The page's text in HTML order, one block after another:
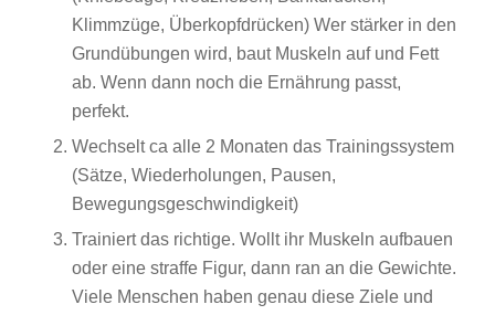
Klimmzüge, Überkopfdrücken) Wer stärker in den
Grundübungen wird, baut Muskeln auf und Fett
ab. Wenn dann noch die Ernährung passt,
perfekt.
Wechselt ca alle 2 Monaten das Trainingssystem
(Sätze, Wiederholungen, Pausen,
Bewegungsgeschwindigkeit)
Trainiert das richtige. Wollt ihr Muskeln aufbauen
oder eine straffe Figur, dann ran an die Gewichte.
Viele Menschen haben genau diese Ziele und